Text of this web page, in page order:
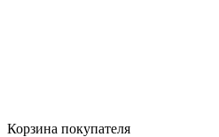
Корзина покупателя